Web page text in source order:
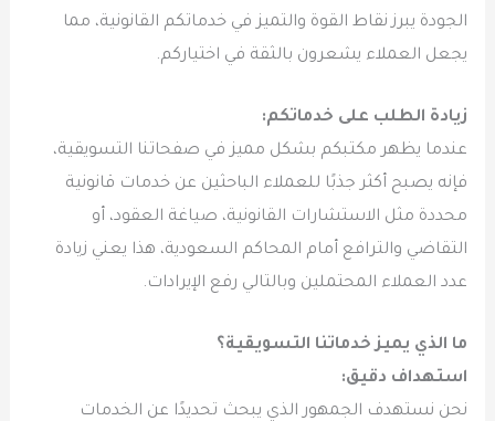
الجودة يبرز نقاط القوة والتميز في خدماتكم القانونية، مما
يجعل العملاء يشعرون بالثقة في اختياركم.
زيادة الطلب على خدماتكم:
عندما يظهر مكتبكم بشكل مميز في صفحاتنا التسويقية،
فإنه يصبح أكثر جذبًا للعملاء الباحثين عن خدمات قانونية
محددة مثل الاستشارات القانونية، صياغة العقود، أو
التقاضي والترافع أمام المحاكم السعودية، هذا يعني زيادة
عدد العملاء المحتملين وبالتالي رفع الإيرادات.
ما الذي يميز خدماتنا التسويقية؟
استهداف دقيق:
نحن نستهدف الجمهور الذي يبحث تحديدًا عن الخدمات